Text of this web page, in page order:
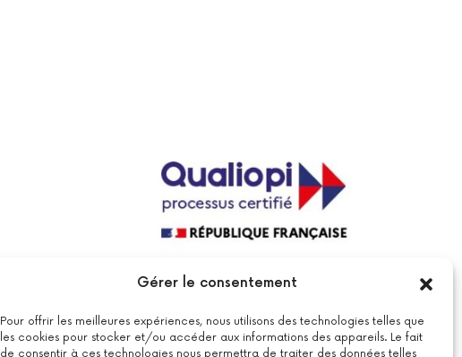
Gérer le consentement
Pour offrir les meilleures expériences, nous utilisons des technologies telles que
les cookies pour stocker et/ou accéder aux informations des appareils. Le fait
de consentir à ces technologies nous permettra de traiter des données telles
La certification qualité a été délivrée au
de formations.Voir le certificat